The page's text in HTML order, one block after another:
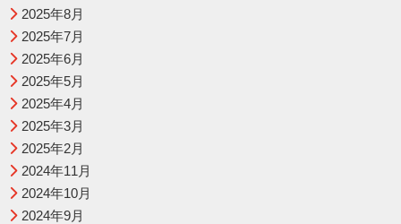
2025年8月
2025年7月
2025年6月
2025年5月
2025年4月
2025年3月
2025年2月
2024年11月
2024年10月
2024年9月